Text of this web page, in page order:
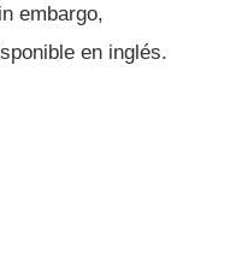
embargo,
en inglés.